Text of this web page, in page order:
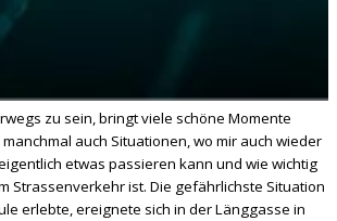
zu sein, bringt viele schöne Momente
auch Situationen, wo mir auch wieder
etwas passieren kann und wie wichtig
Strassenverkehr ist. Die gefährlichste Situation
erlebte, ereignete sich in der Länggasse in